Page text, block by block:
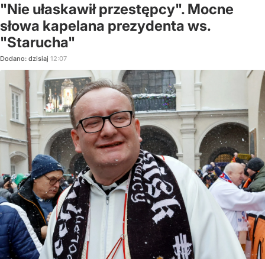
"Nie ułaskawił przestępcy". Mocne
słowa kapelana prezydenta ws.
"Starucha"
Dodano: dzisiaj 12:07